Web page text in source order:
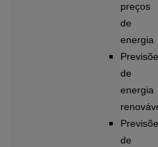
preços
de
energia
de
energia
de